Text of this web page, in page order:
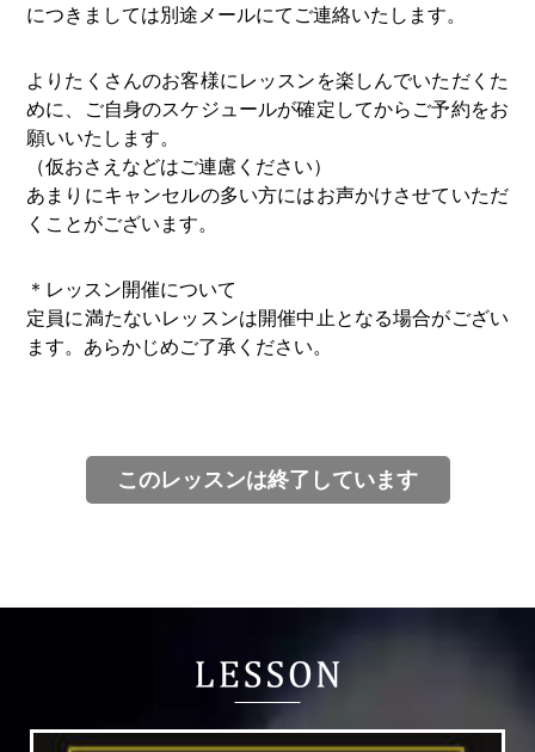
につきましては別途メールにてご連絡いたします。
よりたくさんのお客様にレッスンを楽しんでいただくた
めに、ご自身のスケジュールが確定してからご予約をお
願いいたします。
（仮おさえなどはご連慮ください）
あまりにキャンセルの多い方にはお声かけさせていただ
くことがございます。
＊レッスン開催について
定員に満たないレッスンは開催中止となる場合がござい
ます。あらかじめご了承ください。
このレッスンは終了しています